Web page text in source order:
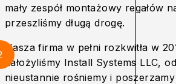
mały zespół montażowy regałów
przeszliśmy długą drogę.
Nasza firma w pełni rozkwitła w
założyliśmy Install Systems LLC,
nieustannie rośniemy i poszerzamy